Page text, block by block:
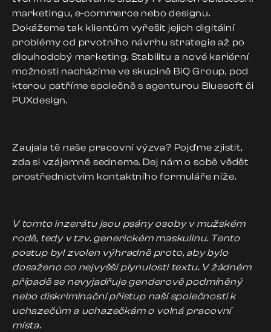
marketingu, e-commerce nebo designu.
Dokážeme tak klientům vyřešit jejich digitální
problémy od prvotního návrhu strategie až po
dlouhodobý marketing. Stabilitu a nové kariérní
možnosti nacházíme ve skupině BiQ Group, pod
kterou patříme společně s agenturou Bluesoft či
PUXdesign.
Zaujala tě naše pracovní výzva? Pojďme zjistit,
zda si vzájemně sedneme. Dej nám o sobě vědět
prostřednictvím kontaktního formuláře níže.
V tomto inzerátu jsou psány osoby v mužském
rodě, tedy v tzv. generickém maskulinu. Tento
postup byl zvolen výhradně proto, aby bylo
dosaženo co nejvyšší plynulosti textu. V žádném
případě se nevyjadřuje genderově podmíněný
nebo diskriminační přístup naší společnosti k
uchazečům a uchazečkám o volná pracovní
místa.